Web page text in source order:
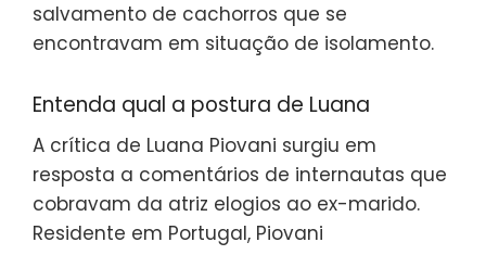
salvamento de cachorros que se
encontravam em situação de isolamento.
Entenda qual a postura de Luana
A crítica de Luana Piovani surgiu em
resposta a comentários de internautas que
cobravam da atriz elogios ao ex-marido.
Residente em Portugal, Piovani